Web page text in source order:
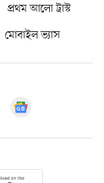
প্রথম আলো ট্রাস্ট
মোবাইল ভ্যাস